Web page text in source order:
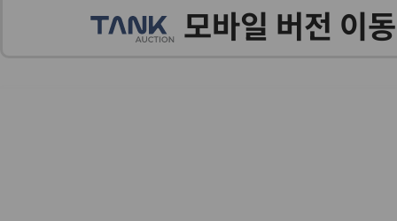
모바일 버전 이동